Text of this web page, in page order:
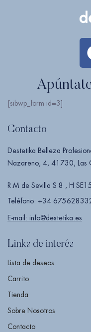
[sibwp_form id=3]
Contacto
Destetika Belleza
Nazareno, 4, 41730, Las
R.M de Sevilla S 8 , H
Teléfono: +34
E-mail: info@destetika.es
Links de interés
Lista de deseos
Carrito
Tienda
Sobre Nosotros
Contacto